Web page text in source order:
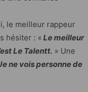
le meilleur rappeur
hésiter : « Le meilleur
Le Talentt. » Une
ne vois personne de